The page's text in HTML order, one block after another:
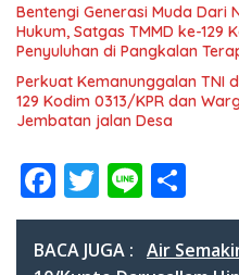
Bentengi Generasi Muda Dari
Hukum, Satgas TMMD ke-129
Penyuluhan di Pangkalan
Perkuat Kemanunggalan TNI
129 Kodim 0313/KPR dan
Jembatan jalan Desa
F
ac
e
T
w
itt
Li
n
e
h
ar
BACA JUGA : Air